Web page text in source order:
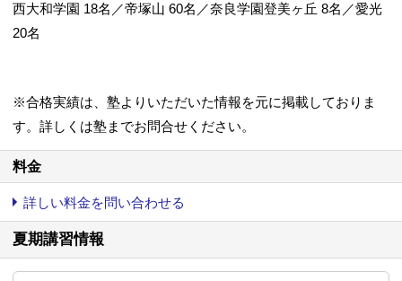
西大和学園 18名／帝塚山 60名／奈良学園登美ヶ丘 8名／愛光
20名
※合格実績は、塾よりいただいた情報を元に掲載しておりま
す。詳しくは塾までお問合せください。
料金
詳しい料金を問い合わせる
夏期講習情報